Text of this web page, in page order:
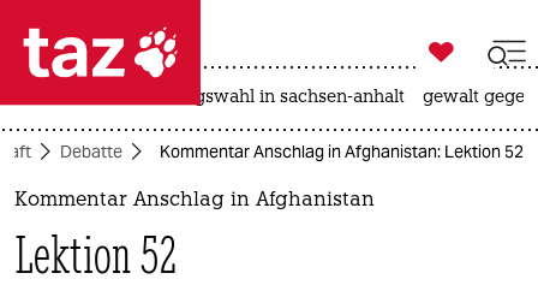
 taz zahl ich
taz zahl ich
politik

taz zahl ich
landtagswahl in sachsen-anhalt gewalt
Debatte Kommentar Anschlag in Afghanistan: Lektion 52
Kommentar Anschlag in Afghanistan
Lektion 52